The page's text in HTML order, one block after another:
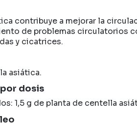
contribuye a mejorar la
de problemas circulatorios
y cicatrices.
asiática.
dosis
1,5 g de planta de centella